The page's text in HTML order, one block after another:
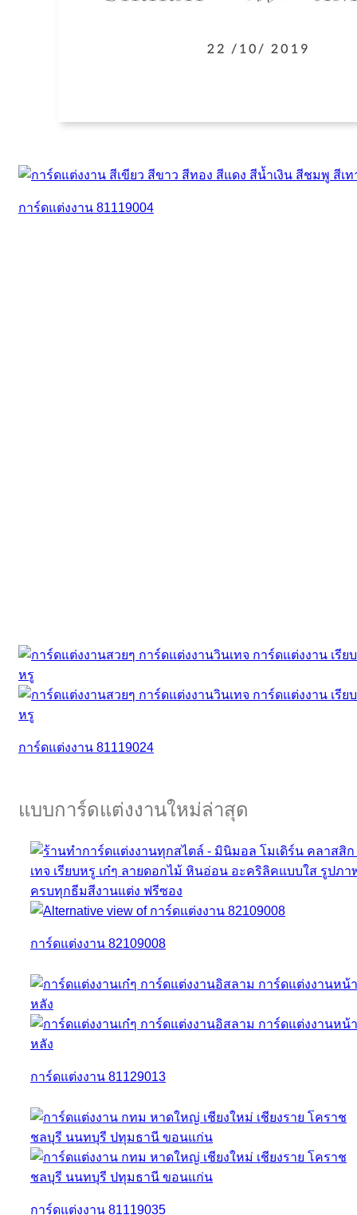
การ์ดแต่งงาน 81119004
การ์ดแต่งงาน 81119024
แบบการ์ดแต่งงานใหม่ล่าสุด
การ์ดแต่งงาน 82109008
การ์ดแต่งงาน 81129013
การ์ดแต่งงาน 81119035